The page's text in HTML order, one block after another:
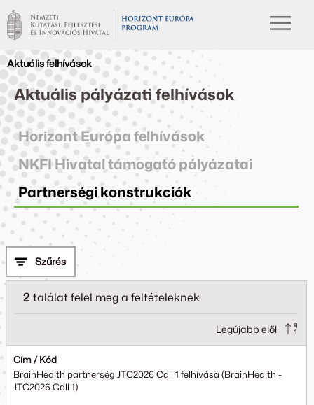
Aktuális felhívások
Aktuális pályázati felhívások
Horizont Európa felhívások
NKFI Hivatal támogató pályázatai
Partnerségi konstrukciók
Szűrés
2 találat felel meg a feltételeknek
Legújabb elől
Cím / Kód
BrainHealth partnerség JTC2026 Call 1 felhívása (BrainHealth -
JTC2026 Call 1)